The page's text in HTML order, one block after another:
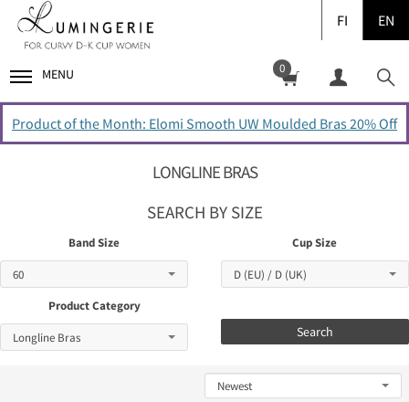
FI EN
MENU 0
Product of the Month: Elomi Smooth UW Moulded Bras 20% Off
LONGLINE BRAS
SEARCH BY SIZE
Band Size Cup Size
Product Category
Search